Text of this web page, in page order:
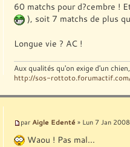
60 matchs pour d?cembre !
), soit 7 matchs de plus
Longue vie ? AC !
Aux qualités qu'on exige d'un
http://sos-
par Aigle Edenté » Lun 7 Jan
Waou ! Pas mal...